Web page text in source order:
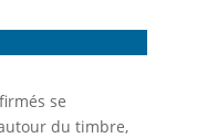
se
du timbre,